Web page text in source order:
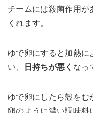
チームには殺菌作用が
くれます。
ゆで卵にすると加熱に
い、
日持ちが悪く なっ
ゆで卵にしたら殻をむ
卵のように濃い調味料